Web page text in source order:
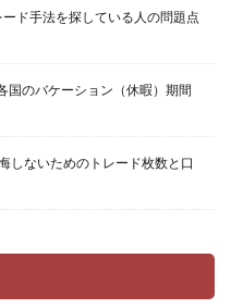
ド手法を探している人の問題点
国のバケーション（休暇）期間
しないためのトレード枚数と口